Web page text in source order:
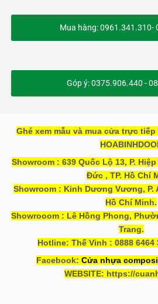
Mua hàng: 0961.341.310-
Góp ý: 0375.906.440 -
Ghé xem mẫu và mua cửa trực
Showroom : 639 Quốc Lộ 13, P.
Đức , TP. Hồ Chí
Showroom : Kinh Dương Vương, P.
Hồ Chí Minh.
Showrooom : Lê Hồng Phong,
Trang.
Hotline: Thế Vinh : 0888 6464
Facebook: Cửa nhựa
WEBSITE: https://